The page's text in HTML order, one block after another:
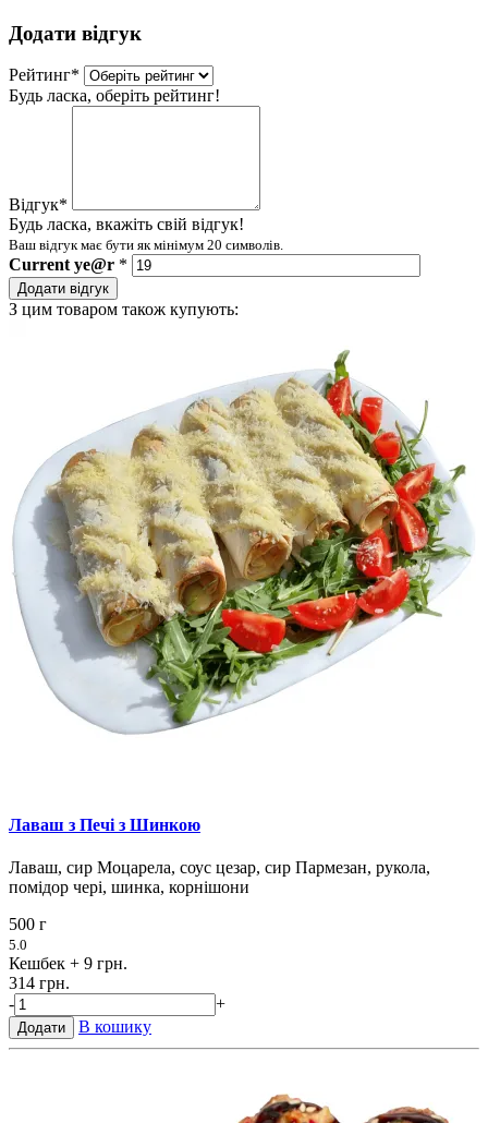
Додати відгук
Рейтинг*
Будь ласка, оберіть рейтинг!
Відгук*
Будь ласка, вкажіть свій відгук!
Ваш відгук має бути як мінімум 20 символів.
Currentye@r *
Додати відгук
З цим товаром також купують:
Лаваш з Печі з Шинкою
Лаваш, сир Моцарела, соус цезар, сир Пармезан, рукола,
помідор чері, шинка, корнішони
500 г
5.0
Кешбек + 9 грн.
314 грн.
-
+
Додати В кошику